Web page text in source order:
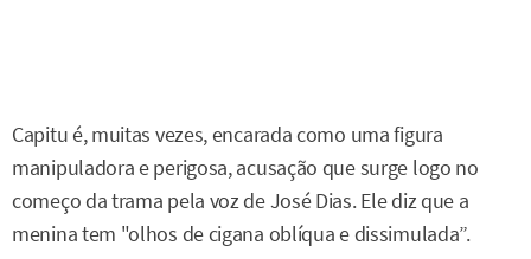
Capitu é, muitas vezes, encarada como uma figura
manipuladora e perigosa, acusação que surge logo no
começo da trama pela voz de José Dias. Ele diz que a
menina tem "olhos de cigana oblíqua e dissimulada”.